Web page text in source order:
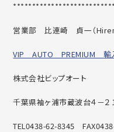
営業部 比連崎 貞一（
VIP AUTO PREMIUM 輸
株式会社ビップオート
千葉県袖ヶ浦市蔵波台４－２
TEL0438-62-8345